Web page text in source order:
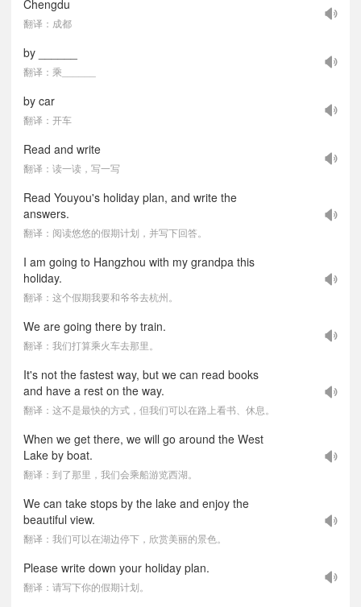
Chengdu
翻译：成都
by ______
翻译：乘______
by car
翻译：开车
Read and write
翻译：读一读，写一写
Read Youyou's holiday plan, and write the
answers.
翻译：阅读悠悠的假期计划，并写下回答。
I am going to Hangzhou with my grandpa this
holiday.
翻译：这个假期我要和爷爷去杭州。
We are going there by train.
翻译：我们打算乘火车去那里。
It's not the fastest way, but we can read books
and have a rest on the way.
翻译：这不是最快的方式，但我们可以在路上看书、休息。
When we get there, we will go around the West
Lake by boat.
翻译：到了那里，我们会乘船游览西湖。
We can take stops by the lake and enjoy the
beautiful view.
翻译：我们可以在湖边停下，欣赏美丽的景色。
Please write down your holiday plan.
翻译：请写下你的假期计划。